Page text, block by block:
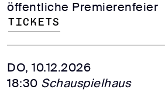
öffentliche Premierenfeier
Tickets
DO, 10.12.2026
18:30 Schauspielhaus